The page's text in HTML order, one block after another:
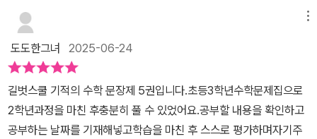
도 부담이 없을 뿐더러문제의 풀이를 풀어내는 힌트들이 있기 때문에
아이와 다투지 않고 수학시간을이어나가실 수 있답니다~~​​수학문제
를 읽어도 아이가힘들어 한다면하나하나 연습을 통해 아이스스로 설
명을 적어나가는기적의 수학 문장제로 시작해 보시는 걸추천드리고
싶어요~​[출판사로부터 도서 협찬을 받았고 본인의 주관적인 견해에
의하여 작성함 ]​​#길벗스쿨 #초등수학 #기적의수학 #수학문장제 #
초3수학 #우아페 #우리아이책카페
천천히 개념부터 익히면서우리아이에게 서술형 수학 문장제 노출해
보면 좋을거 같아요!​길벗스쿨 카카오톡 플러스친구로 이벤트 소식도
빠르게 받아보고수학문장제도 익혀봅시당 ㅎ​[출판사로부터 도서 협
찬을 받았고 본인의 주관적인 견해에 의하여 작성함]
요.평가한 단원을 잘 공부했는지 평가해볼 수있는데 풀이과정을 정확
크하면서 꼼꼼하게 확인학습 할 수있어요.앞에서 배운대로 대표 유형
의 서술형 문제들을 잘 익히고나니 실전 문제에서도 어렵지 않게 풀
이과정을 스스로 써내려갈 수있어요.초등서술형문제집 기적의 수학
문장제!수학독해력과 문제해결력을 키워보아요.
도도한그녀 2025-06-24
​길벗스쿨 기적의 수학 문장제 5권입니다.초등3학년수학문제집으로
2학년과정을 마친 후충분히 풀 수 있었어요.​공부할 내용을 확인하고
공부하는 날짜를 기재해넣고학습을 마친 후 스스로 평가하며자기주